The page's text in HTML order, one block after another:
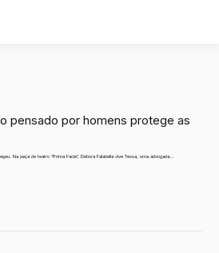
pensado por homens protege as
Na peça de teatro “Prima Facie”, Débora Falabella vive Tessa, uma advogada...